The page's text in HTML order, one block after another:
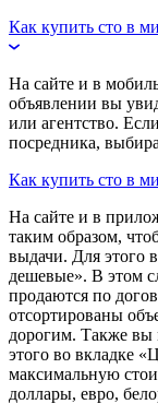
Как купить сто в
На сайте и в
объявлении вы
или агентство.
посредника,
Как купить сто в
На сайте и в
таким образом,
выдачи. Для этого
дешевые». В этом
продаются по
отсортированы
дорогим. Также вы
этого во вкладке
максимальную
доллары, евро,